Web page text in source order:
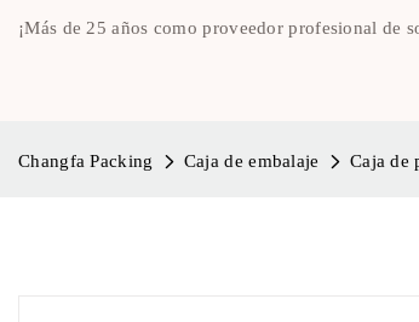
¡Más de 25 años como proveedor profesional de
Changfa Packing Caja de embalaje Caja de